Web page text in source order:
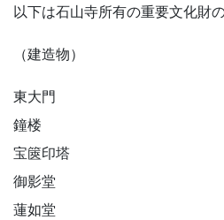
以下は石山寺所有の重要文化財
（建造物）
東大門
鐘楼
宝篋印塔
御影堂
蓮如堂